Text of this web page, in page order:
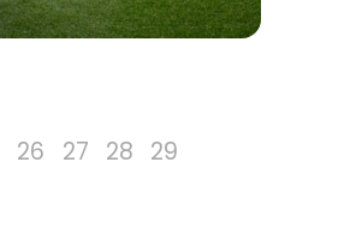
26 27 28 29